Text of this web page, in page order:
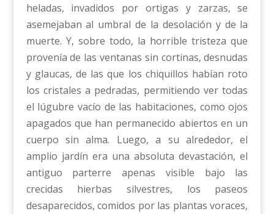
heladas, invadidos por ortigas y zarzas, se
asemejaban al umbral de la desolación y de la
muerte. Y, sobre todo, la horrible tristeza que
provenía de las ventanas sin cortinas, desnudas
y glaucas, de las que los chiquillos habían roto
los cristales a pedradas, permitiendo ver todas
el lúgubre vacío de las habitaciones, como ojos
apagados que han permanecido abiertos en un
cuerpo sin alma. Luego, a su alrededor, el
amplio jardín era una absoluta devastación, el
antiguo parterre apenas visible bajo las
crecidas hierbas silvestres, los paseos
desaparecidos, comidos por las plantas voraces,